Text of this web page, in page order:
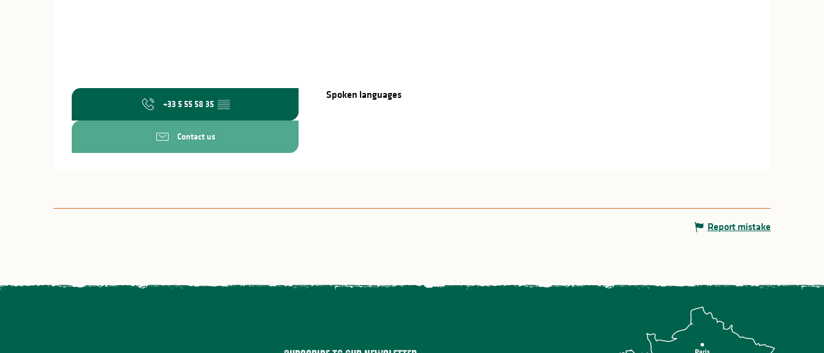
+33 5 55 58 35 ▒▒
Contact us
Spoken languages
Spoken languages
Report mistake